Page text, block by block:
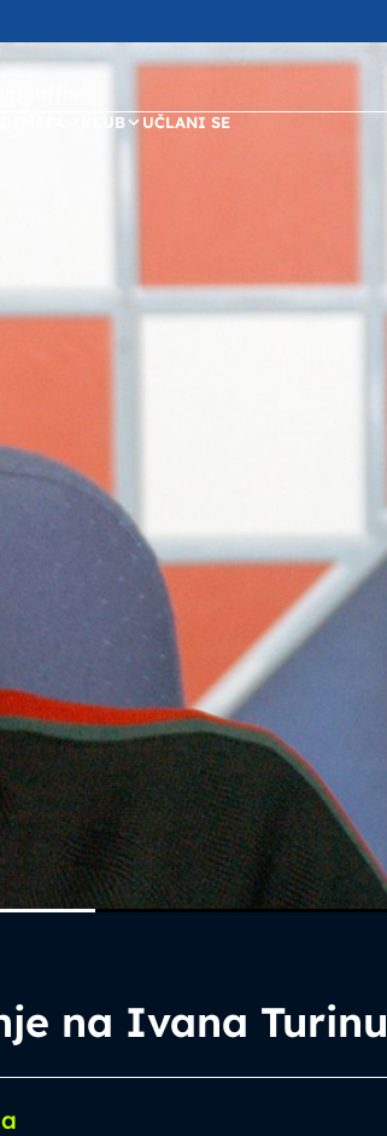
KLUB UČLANI SE
na Ivana Turinu